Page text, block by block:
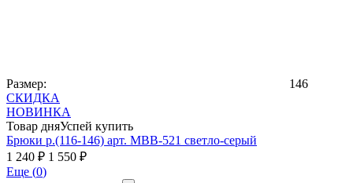
Размер:
146
СКИДКА
НОВИНКА
Товар дняУспей купить
Брюки р.(116-146) арт. MBB-521 светло-серый
1 240 ₽ 1 550 ₽
Еще (0)